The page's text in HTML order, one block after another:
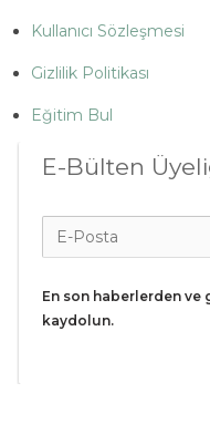
Kullanıcı Sözleşmesi
Gizlilik Politikası
Eğitim Bul
E-Bülten
En son haberlerden
kaydolun.